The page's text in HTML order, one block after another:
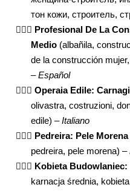
тон кожи, строитель,
👷🏽‍♀️ Profesional De La
Medio (albañila,
de la construcción
–Español
👷🏽‍♀️ Operaia Edile:
olivastra, costruzioni,
edile) –Italiano
👷🏽‍♀️ Pedreira: Pele Morena
pedreira, pele morena) –
👷🏽‍♀️ Kobieta
karnacja średnia,